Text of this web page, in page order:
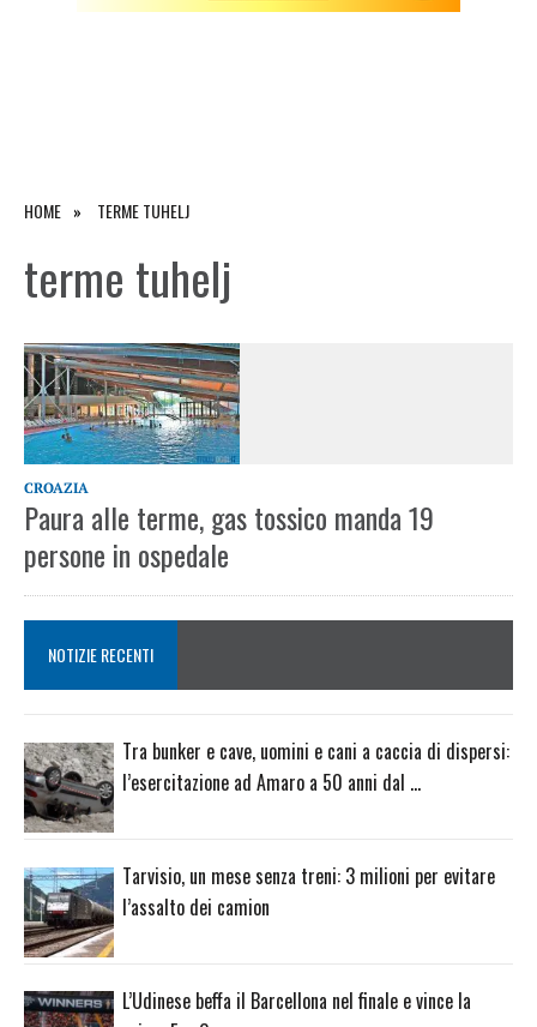
HOME TERME TUHELJ
terme tuhelj
CROAZIA
Paura alle terme, gas tossico manda 19
persone in ospedale
NOTIZIE RECENTI
Tra bunker e cave, uomini e cani a caccia di dispersi:
l’esercitazione ad Amaro a 50 anni dal …
Tarvisio, un mese senza treni: 3 milioni per evitare
l’assalto dei camion
L’Udinese beffa il Barcellona nel finale e vince la